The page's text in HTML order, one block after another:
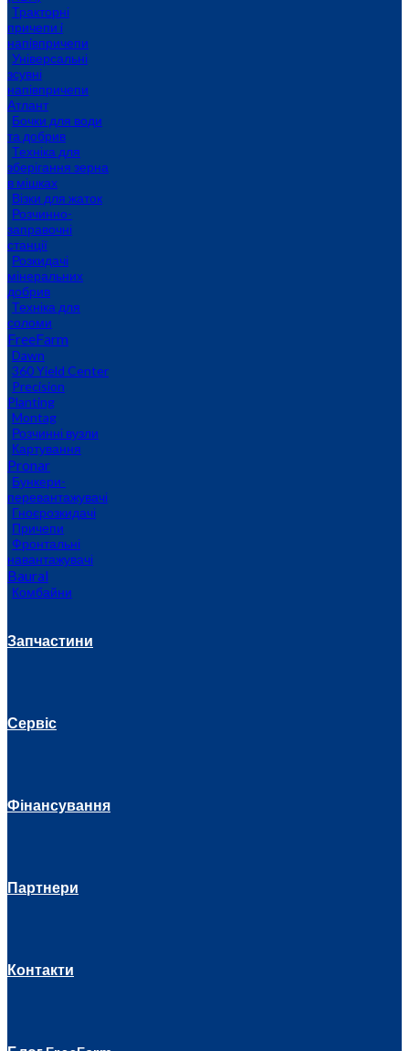
Тракторні
причепи i
напiвпричепи
Універсальні
зсувні
напівпричепи
Атлант
Бочки для води
та добрив
Техніка для
зберігання зерна
в мішках
Візки для жаток
Розчинно-
заправочні
станції
Розкидачі
мінеральних
добрив
Техніка для
соломи
FreeFarm
Dawn
360 Yield Center
Precision
Planting
Montag
Розчинні вузли
Картування
Pronar
Бункери-
перевантажувачі
Гноєрозкидачі
Причепи
Фронтальні
навантажувачі
Baural
Комбайни
Запчастини
Сервіс
Фінансування
Партнери
Контакти